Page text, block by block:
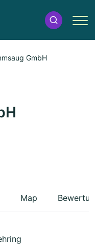
GmbH
Map